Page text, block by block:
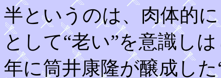
半というのは、肉体的
として“老い”を意識し
年に筒井康隆が醸成し